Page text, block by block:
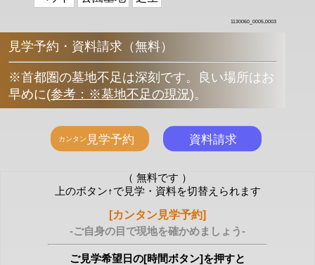
1130060_0005,0003
見学予約・資料請求（無料）
※首都圏の墓地不足は深刻です。良い場所はお
早めに(参考：※墓地不足の現況)。
（ 無料です ）
上のボタン↑で見学・資料を切替えられます
[カンタン見学予約]
-ご自身の目で現地を確かめましょう-
ご見学希望日の[時間ボタン]を押すと